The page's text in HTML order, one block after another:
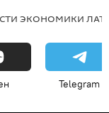
ЭКОНОМИКИ
Telegram